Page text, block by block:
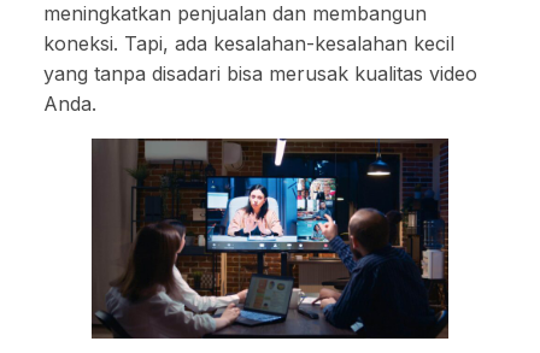
meningkatkan penjualan dan membangun
koneksi. Tapi, ada kesalahan-kesalahan kecil
yang tanpa disadari bisa merusak kualitas video
Anda.